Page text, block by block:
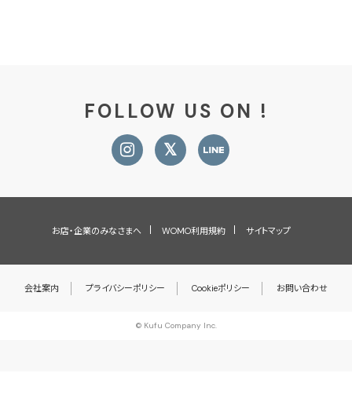
FOLLOW US ON !
お店・企業のみなさまへ WOMO利用規約 サイトマップ
会社案内 プライバシーポリシー Cookieポリシー お問い合わせ
© Kufu Company Inc.